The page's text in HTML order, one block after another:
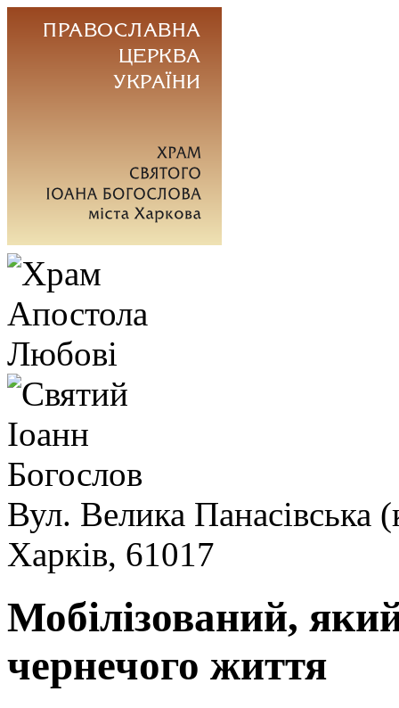
Вул. Велика Панасівська
Харків, 61017
Мобілізований,
чернечого життя